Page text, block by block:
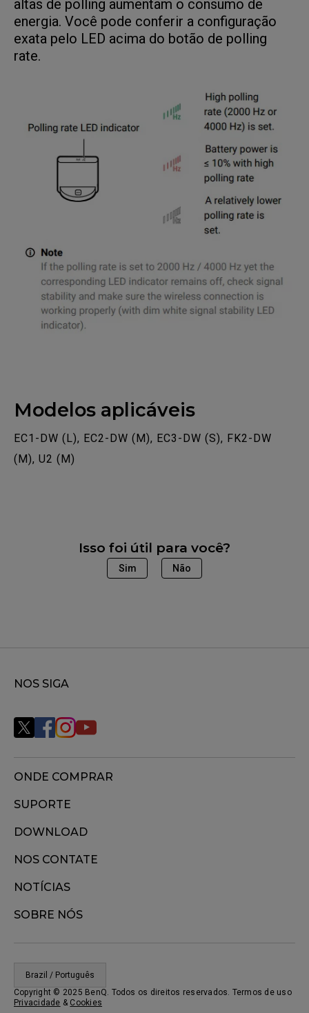
altas de polling aumentam o consumo de
energia. Você pode conferir a configuração
exata pelo LED acima do botão de polling
rate.
Modelos aplicáveis
EC1-DW (L), EC2-DW (M), EC3-DW (S), FK2-DW
(M), U2 (M)
Isso foi útil para você?
Sim Não
NOS SIGA
ONDE COMPRAR
SUPORTE
DOWNLOAD
NOS CONTATE
NOTÍCIAS
SOBRE NÓS
Brazil / Português
Copyright © 2025 BenQ. Todos os direitos reservados. Termos de uso
Privacidade & Cookies